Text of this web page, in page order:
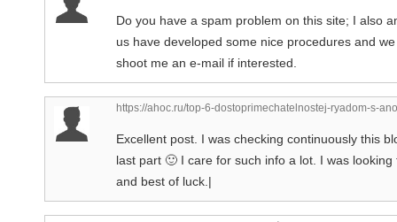
Do you have a spam problem on this site; I also
us have developed some nice procedures and
shoot me an e-mail if interested.
https://ahoc.ru/top-6-dostoprimechatelnostej-ryadom-s-
Excellent post. I was checking continuously this
last part 🙂 I care for such info a lot. I was
and best of luck.|